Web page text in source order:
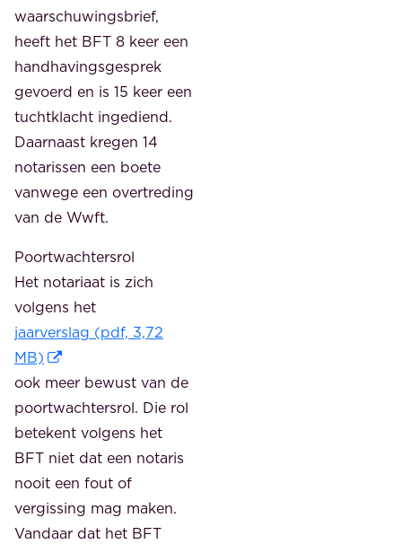
waarschuwingsbrief,
heeft het BFT 8 keer een
handhavingsgesprek
gevoerd en is 15 keer een
tuchtklacht ingediend.
Daarnaast kregen 14
notarissen een boete
vanwege een overtreding
van de Wwft.
Poortwachtersrol
Het notariaat is zich
volgens het
jaarverslag (pdf, 3,72
MB)
ook meer bewust van de
poortwachtersrol. Die rol
betekent volgens het
BFT niet dat een notaris
nooit een fout of
vergissing mag maken.
Vandaar dat het BFT